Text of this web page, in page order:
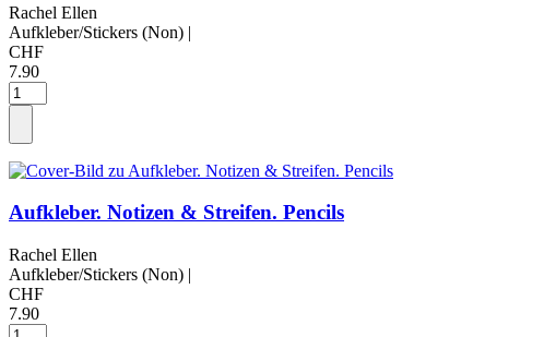
Rachel Ellen
Aufkleber/Stickers (Non) |
CHF
7.90
Aufkleber. Notizen & Streifen. Pencils
Rachel Ellen
Aufkleber/Stickers (Non) |
CHF
7.90